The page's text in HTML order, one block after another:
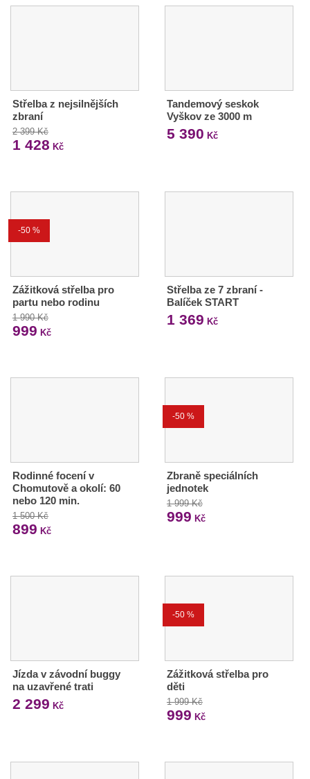
Střelba z nejsilnějších
zbraní
2 399 Kč
1 428 Kč
Tandemový seskok
Vyškov ze 3000 m
5 390 Kč
-50 %
Zážitková střelba pro
partu nebo rodinu
1 990 Kč
999 Kč
Střelba ze 7 zbraní -
Balíček START
1 369 Kč
Rodinné focení v
Chomutově a okolí: 60
nebo 120 min.
1 500 Kč
899 Kč
-50 %
Zbraně speciálních
jednotek
1 999 Kč
999 Kč
Jízda v závodní buggy
na uzavřené trati
2 299 Kč
-50 %
Zážitková střelba pro
děti
1 999 Kč
999 Kč